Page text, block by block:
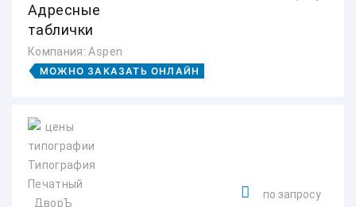
Адресные
таблички
Компания: Aspen
МОЖНО ЗАКАЗАТЬ ОНЛАЙН
по запросу